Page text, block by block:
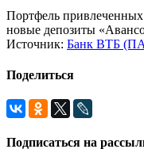
Портфель
новые депозиты
Источник: Банк ВТБ
Поделиться
Подписаться на